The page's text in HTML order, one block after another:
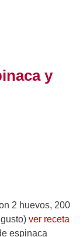
y
2 huevos, 200
ver receta
espinaca